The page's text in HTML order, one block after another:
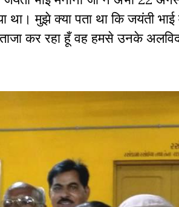
मुझे क्या पता था कि जयंती भाई
कर रहा हूँ वह हमसे उनके